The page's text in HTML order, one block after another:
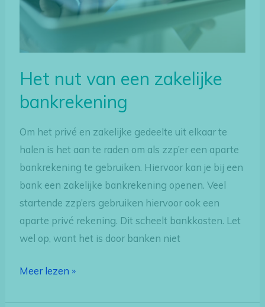
Het nut van een zakelijke
bankrekening
Om het privé en zakelijke gedeelte uit elkaar te
halen is het aan te raden om als zzp’er een aparte
bankrekening te gebruiken. Hiervoor kan je bij een
bank een zakelijke bankrekening openen. Veel
startende zzp’ers gebruiken hiervoor ook een
aparte privé rekening. Dit scheelt bankkosten. Let
wel op, want het is door banken niet
Meer lezen »